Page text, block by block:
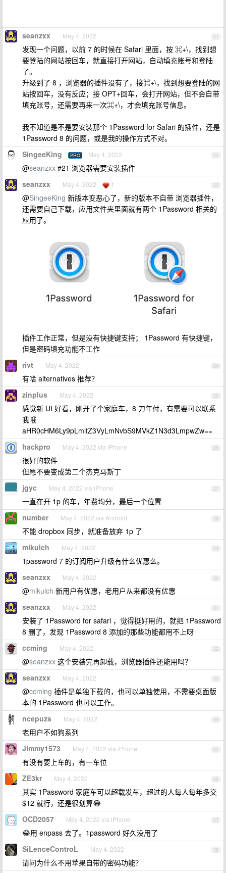
21
seanzxx May 4, 2022
发现一个问题，以前 7 的时候在 Safari 里面，按 ⌘+\，找到想
要登陆的网站按回车，就直接打开网站，自动填充账号和登陆
了。
升级到了 8 ，浏览器的插件没有了，接⌘+\，找到想要登陆的网
站按回车，没有反应；接 OPT+回车，会打开网站，但不会自带
填充账号，还需要再来一次⌘+\，才会填充账号信息。
我不知道是不是要安装那个 1Password for Safari 的插件，还是
1Password 8 的问题，或是我的操作方式不对。
22
SingeeKing PRO May 4, 2022
@seanzxx #21 浏览器需要安装插件
23
seanzxx May 4, 2022 1
@SingeeKing 新版本变恶心了，新的版本不自带 浏览器插件，
还需要自己下载，应用文件夹里面就有两个 1Password 相关的
应用了。
插件工作正常，但是没有快捷键支持； 1Password 有快捷键，
但是密码填充功能不工作
24
rivt May 4, 2022
有啥 alternatives 推荐？
25
zinplus May 4, 2022
感觉新 UI 好看，刚开了个家庭车，8 刀年付，有需要可以联系
我哦
aHR0cHM6Ly9pLmltZ3VyLmNvbS9MVkZ1N3d3LmpwZw==
26
hackpro May 4, 2022 via iPhone
很好的软件
但愿不要变成第二个杰克马斯丁
27
jgyc May 4, 2022 via iPhone
一直在开 1p 的车，年费均分，最后一个位置
28
number May 4, 2022 via Android
不能 dropbox 同步，就准备放弃 1p 了
29
mikulch May 4, 2022
1password 7 的订阅用户升级有什么优惠么。
30
seanzxx May 4, 2022
@mikulch 新用户有优惠，老用户从来都没有优惠
31
seanzxx May 4, 2022
安装了 1Password for safari ，觉得挺好用的，就把 1Password
8 删了，发现 1Password 8 添加的那些功能都用不上呀
32
ccming May 4, 2022
@seanzxx 这个安装完再卸载，浏览器插件还能用吗？
33
seanzxx May 4, 2022
@ccming 插件是单独下载的，也可以单独使用，不需要桌面版
本的 1Password 也可以工作。
34
ncepuzs May 4, 2022
老用户不如狗系列
35
Jimmy1573 May 4, 2022 via iPhone
有没有要上车的，有一车位
36
ZE3kr May 4, 2022
其实 1Password 家庭车可以超载发车，超过的人每人每年多交
$12 就行，还是很划算😂
37
OCD2057 May 4, 2022 via iPhone
😂用 enpass 去了。1password 好久没用了
38
SiLenceControL May 4, 2022
请问为什么不用苹果自带的密码功能？